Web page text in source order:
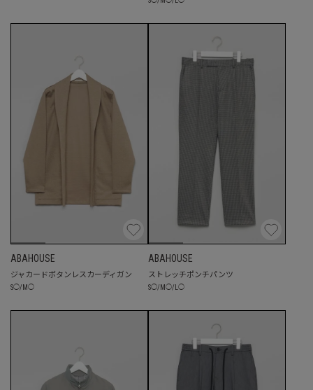
ABAHOUSE
ジャカードボタンレスカーディガン
S◯/ M ◯
ABAHOUSE
ストレッチポンチパンツ
S◯/ M ◯/ L◯